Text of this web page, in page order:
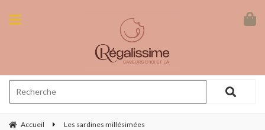
Accueil Les sardines millésimées